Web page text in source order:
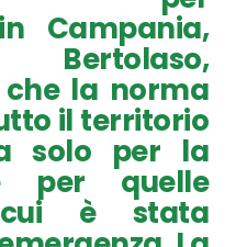
Campania,
la norma
il territorio
solo per la
per quelle
è stata